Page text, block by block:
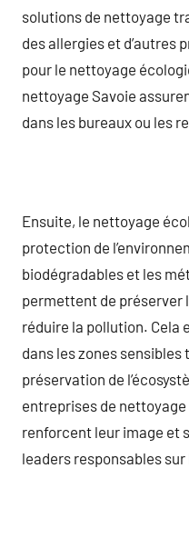
solutions de nettoyage
des allergies et d’autres
pour le nettoyage
nettoyage Savoie
dans les bureaux ou les
Ensuite, le nettoyage
protection de
biodégradables et les
permettent de préserver
réduire la pollution.
dans les zones sensibles
préservation de
entreprises de
renforcent leur image et
leaders responsables